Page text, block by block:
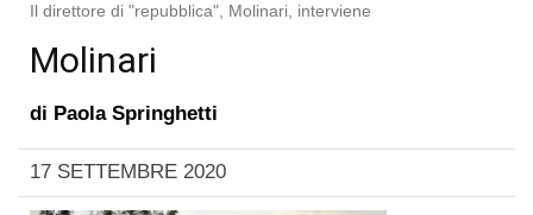
Il direttore di "repubblica", Molinari, interviene
Molinari
di Paola Springhetti
17 SETTEMBRE 2020